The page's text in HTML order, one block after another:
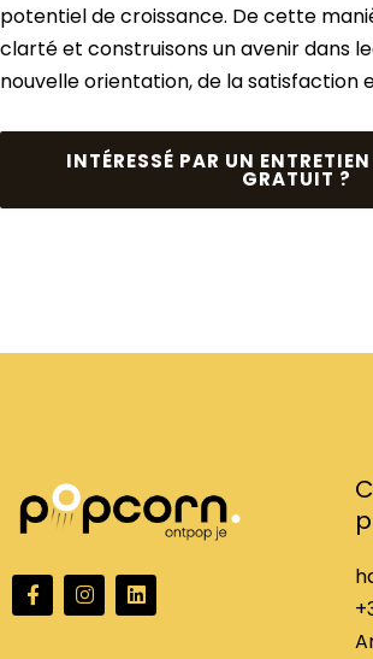
potentiel de croissance. De cette
clarté et construisons un avenir dans
nouvelle orientation, de la satisfaction
INTÉRESSÉ PAR UN
GRATUIT ?
F
a
c
I
n
s
L
i
n